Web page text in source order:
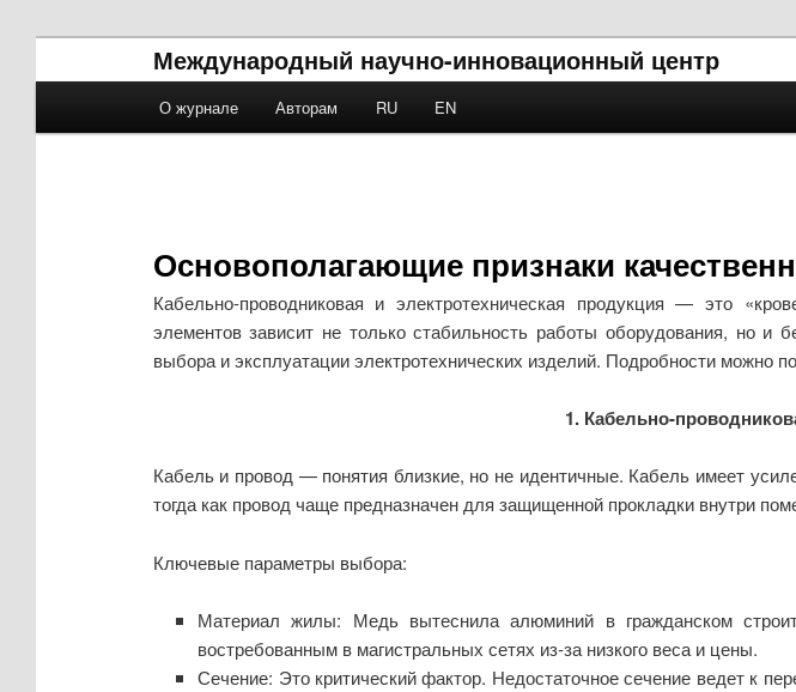
Международный научно-инновационный центр
Skip to primary content
Skip to secondary content
О журнале Авторам RU EN
Основополагающие признаки
Кабельно-проводниковая и электротехническая продукция — это
элементов зависит не только стабильность работы оборудования, но
выбора и эксплуатации электротехнических изделий. Подробности можно
1. Кабельно-
Кабель и провод — понятия близкие, но не идентичные. Кабель имеет
тогда как провод чаще предназначен для защищенной прокладки внутри
Ключевые параметры выбора:
Материал жилы: Медь вытеснила алюминий в гражданском
востребованным в магистральных сетях из-за низкого веса и цены.
Сечение: Это критический фактор. Недостаточное сечение ведет к